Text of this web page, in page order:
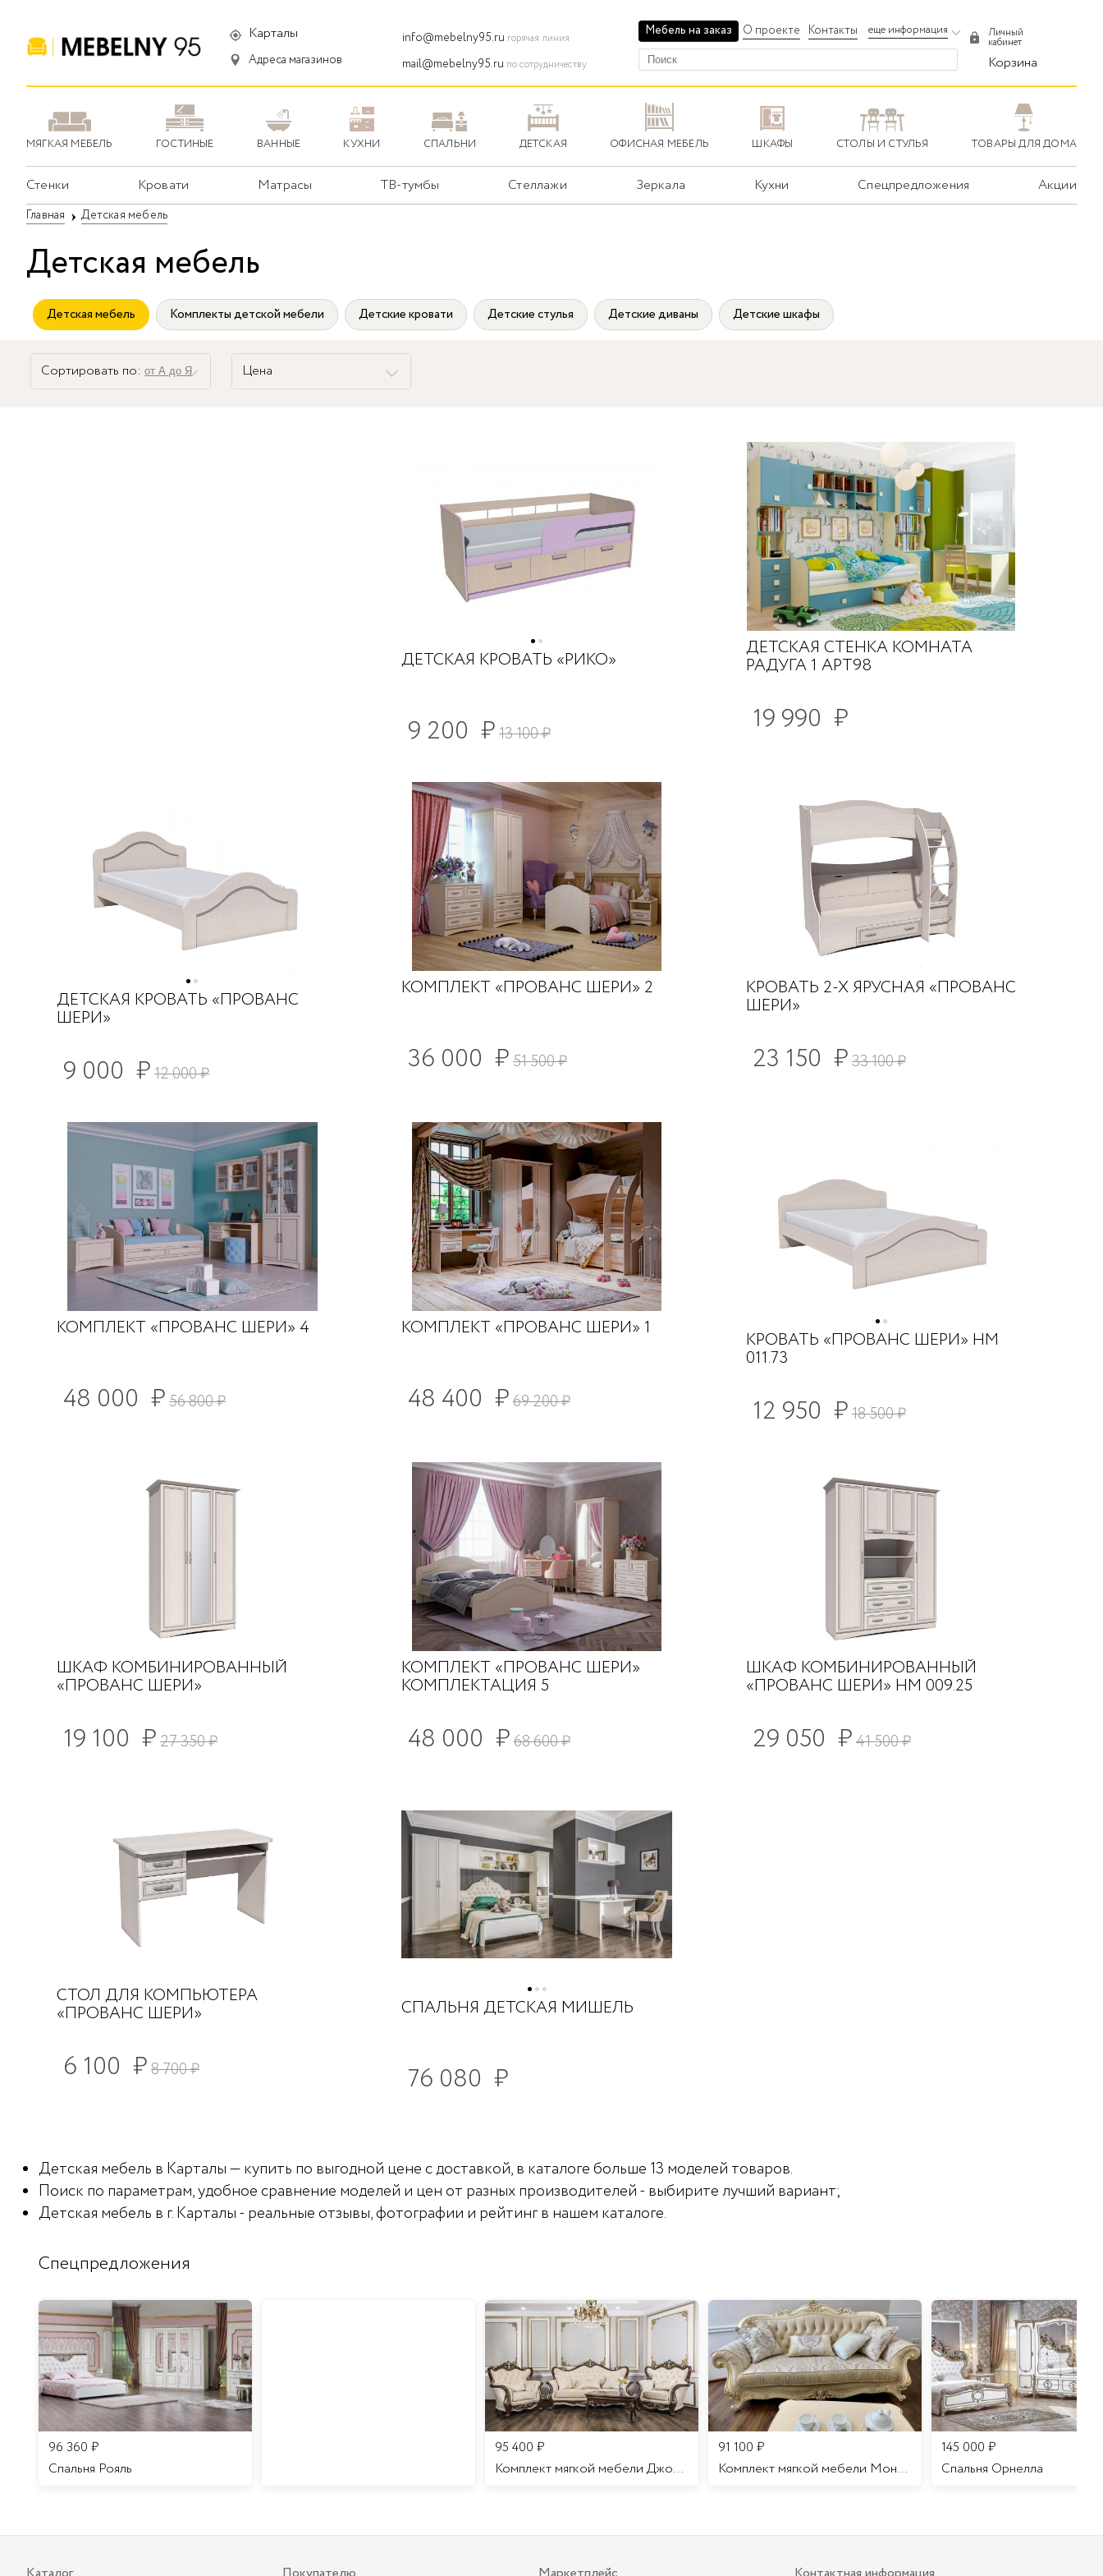
Карталы
Адреса магазинов
info@mebelny95.ru горячая линия
mail@mebelny95.ru по сотрудничеству
Мебель на заказ О проекте Контакты еще информация Личный
кабинет
Корзина
МЯГКАЯ МЕБЕЛЬ ГОСТИНЫЕ ВАННЫЕ КУХНИ СПАЛЬНИ ДЕТСКАЯ ОФИСНАЯ МЕБЕЛЬ ШКАФЫ СТОЛЫ И СТУЛЬЯ ТОВАРЫ ДЛЯ ДОМА
Стенки Кровати Матрасы ТВ-тумбы Стеллажи Зеркала Кухни Спецпредложения Акции
Главная Детская мебель
Детская мебель
Детская мебель Комплекты детской мебели Детские кровати Детские стулья Детские диваны Детские шкафы
Сортировать по: от А до Я Цена
ДЕТСКАЯ КРОВАТЬ «РИКО»
9 200 ₽13 100₽
ДЕТСКАЯ СТЕНКА КОМНАТА
РАДУГА 1 АРТ98
19 990 ₽
ДЕТСКАЯ КРОВАТЬ «ПРОВАНС
ШЕРИ»
9 000 ₽12 000₽
КОМПЛЕКТ «ПРОВАНС ШЕРИ» 2
36 000 ₽51 500₽
КРОВАТЬ 2-Х ЯРУСНАЯ «ПРОВАНС
ШЕРИ»
23 150 ₽33 100₽
КОМПЛЕКТ «ПРОВАНС ШЕРИ» 4
48 000 ₽56 800₽
КОМПЛЕКТ «ПРОВАНС ШЕРИ» 1
48 400 ₽69 200₽
КРОВАТЬ «ПРОВАНС ШЕРИ» НМ
011.73
12 950 ₽18 500₽
ШКАФ КОМБИНИРОВАННЫЙ
«ПРОВАНС ШЕРИ»
19 100 ₽27 350₽
КОМПЛЕКТ «ПРОВАНС ШЕРИ»
КОМПЛЕКТАЦИЯ 5
48 000 ₽68 600₽
ШКАФ КОМБИНИРОВАННЫЙ
«ПРОВАНС ШЕРИ» НМ 009.25
29 050 ₽41 500₽
СТОЛ ДЛЯ КОМПЬЮТЕРА
«ПРОВАНС ШЕРИ»
6 100 ₽8 700₽
СПАЛЬНЯ ДЕТСКАЯ МИШЕЛЬ
76 080 ₽
Детская мебель в Карталы — купить по выгодной цене с доставкой, в каталоге больше 13 моделей товаров.
Поиск по параметрам, удобное сравнение моделей и цен от разных производителей - выбирите лучший вариант;
Детская мебель в г. Карталы - реальные отзывы, фотографии и рейтинг в нашем каталоге.
Спецпредложения
96 360 ₽
Спальня Рояль
95 400 ₽
Комплект мягкой мебели Джоконда
91 100 ₽
Комплект мягкой мебели Мона Лиза
145 000 ₽
Cпальня Орнелла